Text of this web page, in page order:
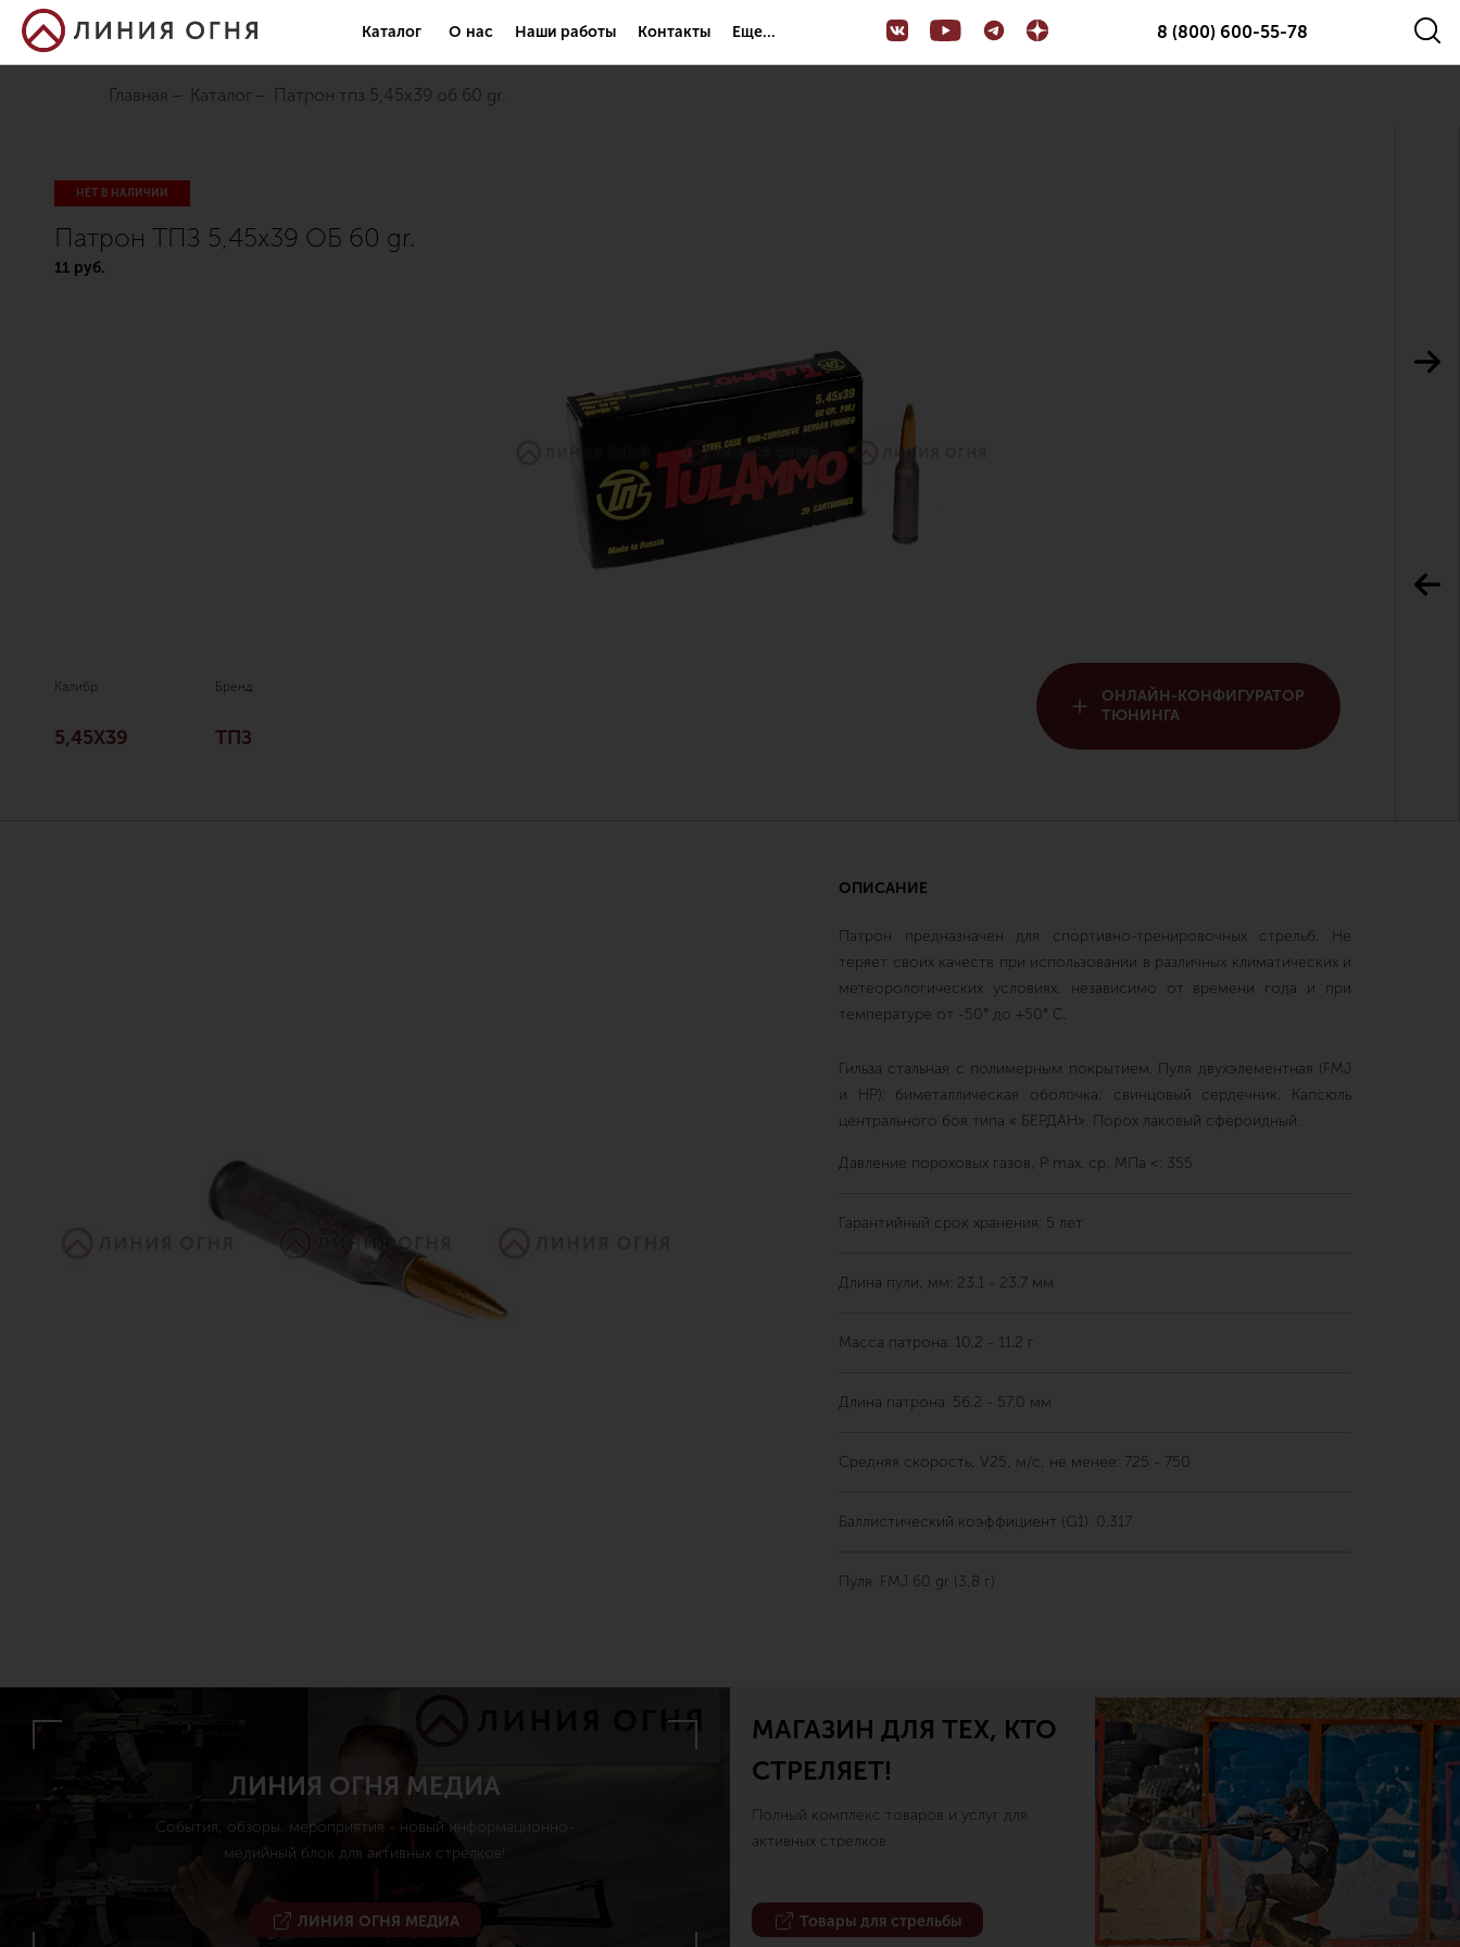
Каталог О нас Наши работы Контакты Еще... 8 (800) 600-55-78
Главная Каталог патрон тпз 5,45х39 об 60 gr.
НЕТ В НАЛИЧИИ
Патрон ТПЗ 5,45х39 ОБ 60 gr.
11 руб.
Калибр
5,45Х39
Бренд
ТПЗ
ОНЛАЙН-КОНФИГУРАТОР
ТЮНИНГА
ОПИСАНИЕ
Патрон предназначен для спортивно-тренировочных стрельб. Не
теряет своих качеств при использовании в различных климатических и
метеорологических условиях, независимо от времени года и при
температуре от -50° до +50° С.
Гильза стальная с полимерным покрытием. Пуля двухэлементная (FMJ
и НР): биметаллическая оболочка; свинцовый сердечник. Капсюль
центрального боя типа « БЕРДАН». Порох лаковый сфероидный.
Давление пороховых газов, P max. ср, MПa <: 355
Гарантийный срок хранения: 5 лет
Длина пули, мм: 23.1 - 23.7 мм
Масса патрона: 10.2 - 11.2 г
Длина патрона: 56.2 - 57.0 мм
Средняя скорость, V25, м/с, не менее: 725 - 750
Баллистический коэффициент (G1): 0.317
Пуля: FMJ 60 gr (3,8 г)
ЛИНИЯ ОГНЯ МЕДИА
События, обзоры, мероприятия - новый информационно-
медийный блок для активных стрелков!
ЛИНИЯ ОГНЯ МЕДИА
МАГАЗИН ДЛЯ ТЕХ, КТО
СТРЕЛЯЕТ!
Полный комплекс товаров и услуг для
активных стрелков.
Товары для стрельбы